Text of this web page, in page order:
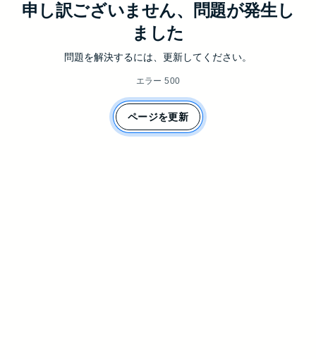
申し訳ございません、問題が発生し
ました
問題を解決するには、更新してください。
エラー 500
ページを更新